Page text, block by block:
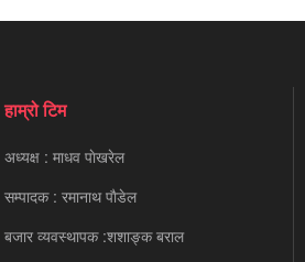
हाम्रो टिम
अध्यक्ष : माधव पाेखरेल
सम्पादक : रमानाथ पाैडेल
बजार व्यवस्थापक :शशाङ्क बराल